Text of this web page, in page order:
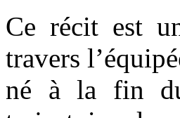
Ce récit est
travers
né à la fin